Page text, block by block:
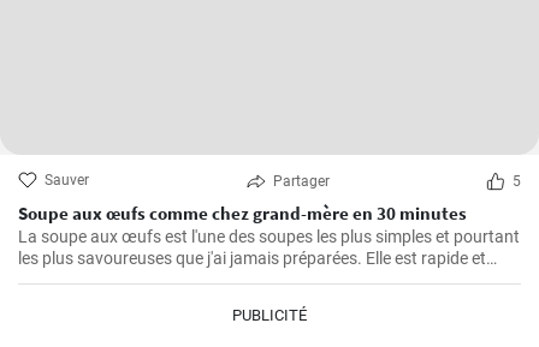
Sauver Partager 5
Soupe aux œufs comme chez grand-mère en 30 minutes
La soupe aux œufs est l'une des soupes les plus simples et pourtant
les plus savoureuses que j'ai jamais préparées. Elle est rapide et
facile à préparer, saine et riche en protéines. J'ai appris cette recette
de ma grand-mère et l'ai depuis cuisinée un nombre incalculable de
fois pour le plus grand plaisir de ma famille. Les principaux
PUBLICITÉ